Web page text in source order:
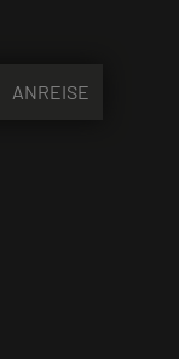
ANREISE